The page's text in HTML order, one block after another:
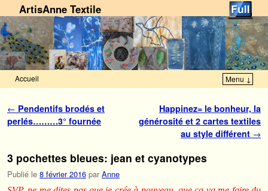
ArtisAnne Textile
Accueil Menu ↓
Navigation des articles
← Pendentifs brodés et
perlés………3° fournée
Happinez= le bonheur, la
générosité et 2 cartes textiles
au style différent →
3 pochettes bleues: jean et cyanotypes
Publié le 8 février 2016 par Anne